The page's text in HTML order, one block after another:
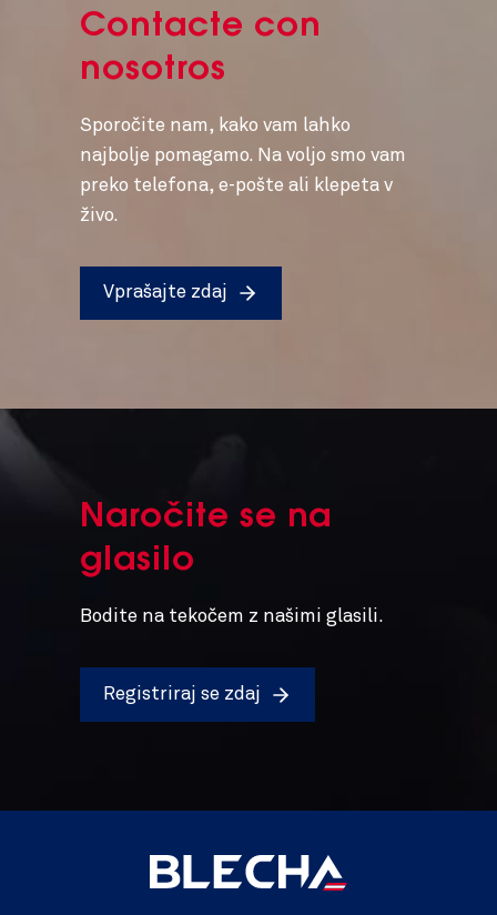
Contacte con
nosotros
Sporočite nam, kako vam lahko
najbolje pomagamo. Na voljo smo vam
preko telefona, e-pošte ali klepeta v
živo.
Vprašajte zdaj
Naročite se na
glasilo
Bodite na tekočem z našimi glasili.
Registriraj se zdaj